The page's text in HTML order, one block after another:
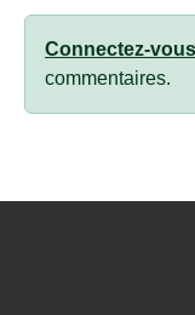
Connectez-vous
commentaires.